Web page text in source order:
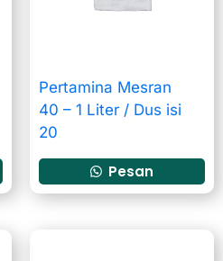
Pertamina Mesran
40 – 1 Liter / Dus isi
20
Pesan